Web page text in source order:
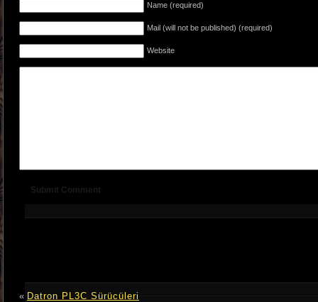
Name (required)
Mail (will not be published) (required)
Website
« Datron PL3C Sürücüleri